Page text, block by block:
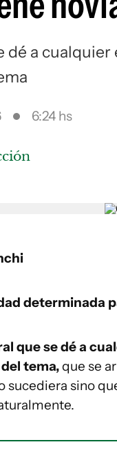
dé a
6:24 hs
determinada
que se dé a
tema,que se
sucediera sino